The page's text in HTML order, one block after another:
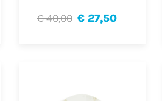
€ 40,00 € 27,50